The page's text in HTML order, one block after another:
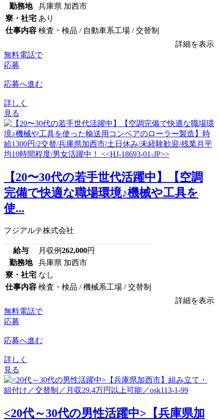
勤務地
兵庫県 加西市
寮・社宅 あり
仕事内容 検査・検品 / 自動車系工場 / 交替制
詳細を表示
無料電話で
応募
応募へ進む
詳しく
見る
【20〜30代の若手世代活躍中】【空調
完備で快適な職場環境♪機械や工具を
使...
フジアルテ株式会社
給与 月収例262,000円
勤務地
兵庫県 加西市
寮・社宅 なし
仕事内容 検査・検品 / 機械系工場 / 交替制
詳細を表示
無料電話で
応募
応募へ進む
詳しく
見る
<20代～30代の男性活躍中>【兵庫県加